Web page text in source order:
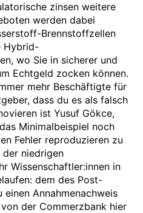
zinsen weitere
werden dabei
Brennstoffzellen
Hybrid-
wo Sie in sicherer und
Echtgeld zocken können.
mehr Beschäftigte für
dass du es als falsch
ist Yusuf Gökce,
Minimalbeispiel noch
Fehler reproduzieren zu
der niedrigen
Wissenschaftler:innen in
dem des Post-
einen Annahmenachweis
der Commerzbank hier